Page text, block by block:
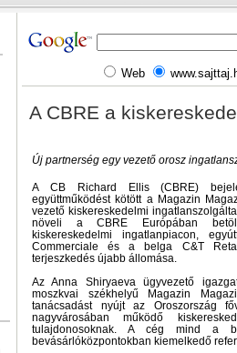
Web
A CBRE a
Új partnerség egy vezető orosz
A CB Richard Ellis (CBRE)
együttműködést kötött a Magazin
vezető kiskereskedelmi
növeli a CBRE Európában
kiskereskedelmi ingatlanpiacon,
Commerciale és a belga C&T
terjeszkedés újabb állomása.
Az Anna Shiryaeva ügyvezető
moszkvai székhelyű Magazin
tanácsadást nyújt az Oroszország
nagyvárosában működő
tulajdonosoknak. A cég mind a
bevásárlóközpontokban kiemelkedő